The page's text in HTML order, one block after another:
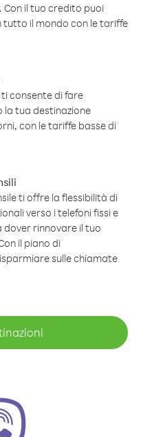
il tuo credito puoi
tutto il mondo con le tariffe
consente di fare
la tua destinazione
con le tariffe basse di
ti offre la flessibilità di
verso i telefoni fissi e
dover rinnovare il tuo
il piano di
sulle chiamate